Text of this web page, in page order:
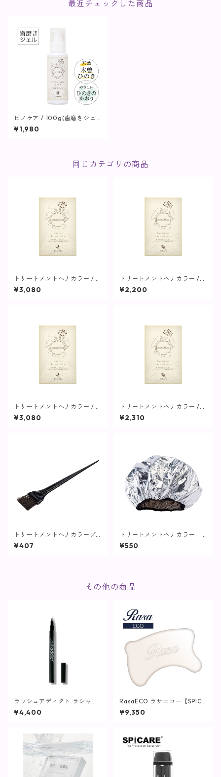
最近チェックした商品
ヒノケア / 100g(歯磨きジェ
ル)【cocochia】
¥1,980
同じカテゴリの商品
トリートメントヘナカラー /
ナチュラルブラウン【cocochi
a】
¥3,080
トリートメントヘナカラー /
オレンジブラウン【cocochi
a】
¥2,200
トリートメントへナカラー /
スーパーブラウン【cocochi
a】
¥3,080
トリートメントヘナカラー /
ライトブラウン【cocochia】
¥2,310
トリートメントヘナカラーブ
ラシ【cocochia】
¥407
トリートメントヘナカラー
キャップ【cocochia】
¥550
その他の商品
ラッシュアディクト ラシャス
ラッシュ ライナー / 1ml【ア
イライナー】
¥4,400
RasaECO ラサエコー【SPICA
RE】
¥9,350